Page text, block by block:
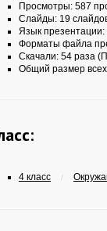
Просмотры: 587
Слайды: 19
Язык презентации:
Форматы файла
Скачали: 54 раза
Общий размер
4 класс /